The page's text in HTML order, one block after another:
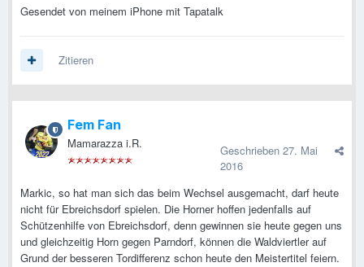
Gesendet von meinem iPhone mit Tapatalk
Zitieren
Fem Fan
Mamarazza i.R. Geschrieben 27. Mai
2016
Markic, so hat man sich das beim Wechsel ausgemacht, darf heute
nicht für Ebreichsdorf spielen. Die Horner hoffen jedenfalls auf
Schützenhilfe von Ebreichsdorf, denn gewinnen sie heute gegen uns
und gleichzeitig Horn gegen Parndorf, können die Waldviertler auf
Grund der besseren Tordifferenz schon heute den Meistertitel feiern.